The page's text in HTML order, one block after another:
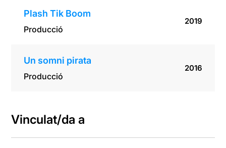
Plash Tik Boom
Producció
2019
Un somni pirata
Producció
2016
Vinculat/da a